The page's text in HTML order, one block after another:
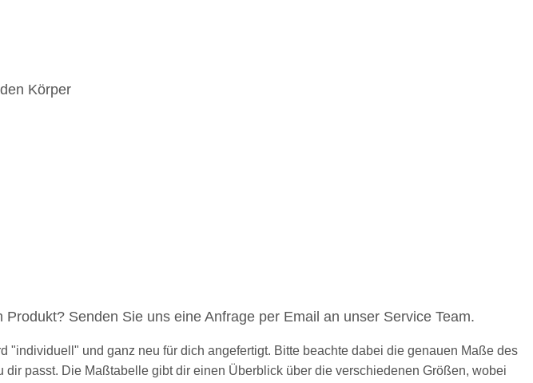
Körper
Senden Sie uns eine Anfrage per Email an unser Service Team.
"individuell" und ganz neu für dich angefertigt. Bitte beachte dabei die genauen Maße des
dir passt. Die Maßtabelle gibt dir einen Überblick über die verschiedenen Größen, wobei